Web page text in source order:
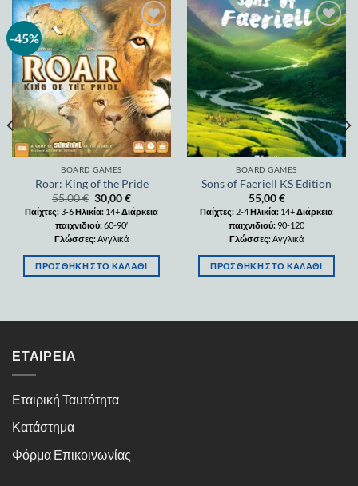
-45%
Add to
wishlist
BOARD GAMES
Roar: King of the Pride
55,00€ 30,00€
Παίχτες:3-6Ηλικία: 14+Διάρκεια
παιχνιδιού:60-90′
Γλώσσες:Αγγλικά
ΠΡΟΣΘΉΚΗ ΣΤΟ ΚΑΛΆΘΙ
Add to
wishlist
BOARD GAMES
Sons of Faeriell KS Edition
55,00€
Παίχτες: 2-4Ηλικία: 14+Διάρκεια
παιχνιδιού:90-120
Γλώσσες:Αγγλικά
ΠΡΟΣΘΉΚΗ ΣΤΟ ΚΑΛΆΘΙ
ΕΤΑΙΡΕΊΑ
Εταιρική Ταυτότητα
Κατάστημα
Φόρμα Επικοινωνίας